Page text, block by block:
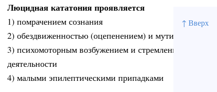
↑ Вверх
Люцидная кататония проявляется
1) помрачением сознания
2) обездвиженностью (оцепенением) и мутизмом (+)
3) психомоторным возбужением и стремлением к
деятельности
4) малыми эпилептическими припадками